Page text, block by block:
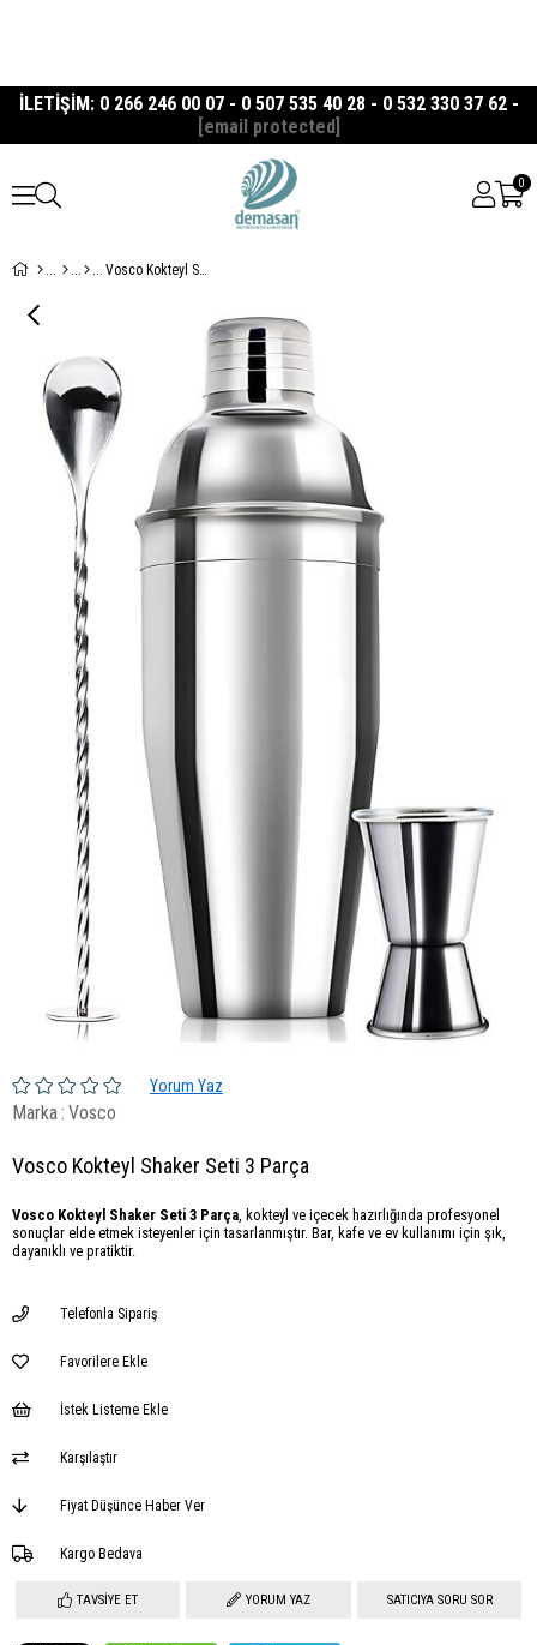
İLETİŞİM: 0 266 246 00 07 - 0 507 535 40 28 - 0 532 330 37 62 -
[email protected]
0
Vosco Kokteyl Shaker Seti 3 Parça
Yorum Yaz
Marka: Vosco
Vosco Kokteyl Shaker Seti 3 Parça
Vosco Kokteyl Shaker Seti 3 Parça , kokteyl ve içecek hazırlığında profesyonel
sonuçlar elde etmek isteyenler için tasarlanmıştır. Bar, kafe ve ev kullanımı için şık,
dayanıklı ve pratiktir.
Telefonla Sipariş
Favorilere Ekle
İstek Listeme Ekle
Karşılaştır
Fiyat Düşünce Haber Ver
Kargo Bedava
TAVSIYE ET YORUM YAZ SATICIYA SORU SOR